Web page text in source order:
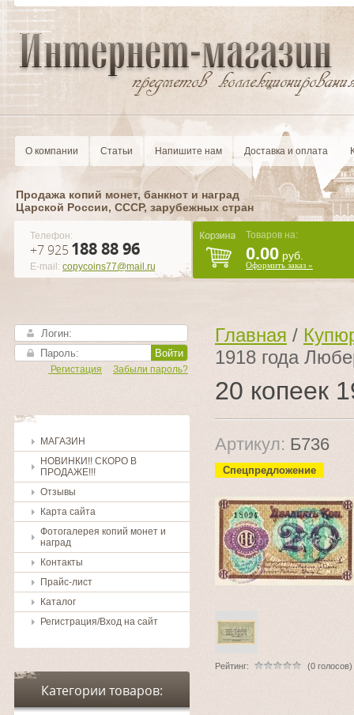
О компании Статьи Напишите нам Доставка и оплата
Продажа копий монет, банкнот и наград
Царской России, CCCР, зарубежных стран
Телефон:
+7 925 188 88 96
E-mail: copycoins77@mail.ru
Товаров на:
0.00 руб.
Оформить заказ »
Войти
Забыли пароль?
Регистация
МАГАЗИН
НОВИНКИ!! СКОРО В
ПРОДАЖЕ!!!
Отзывы
Карта сайта
Фотогалерея копий монет и
наград
Контакты
Прайс-лист
Каталог
Регистрация/Вход на сайт
Категории товаров:
Главная /
1918 года
20 копеек
Артикул: Б736
Спецпредложение
Рейтинг: (0 голосов)